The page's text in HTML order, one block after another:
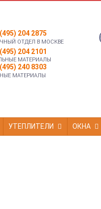
204 2875
ОТДЕЛ В МОСКВЕ
204 2101
МАТЕРИАЛЫ
240 8303
МАТЕРИАЛЫ
УТЕПЛИТЕЛИ ОКНА